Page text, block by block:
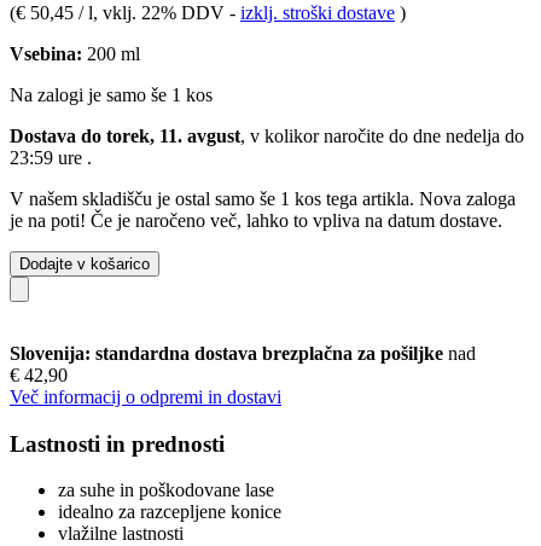
(€ 50,45 / l, vklj. 22% DDV - izklj. stroški dostave )
Vsebina: 200 ml
Na zalogi je samo še 1 kos
Dostava do torek, 11. avgust, v kolikor naročite do dne nedelja do
23:59 ure .
V našem skladišču je ostal samo še 1 kos tega artikla. Nova zaloga
je na poti! Če je naročeno več, lahko to vpliva na datum dostave.
Dodajte v košarico
Slovenija: standardna dostava brezplačna za pošiljke nad
€ 42,90
Več informacij o odpremi in dostavi
Lastnosti in prednosti
za suhe in poškodovane lase
idealno za razcepljene konice
vlažilne lastnosti